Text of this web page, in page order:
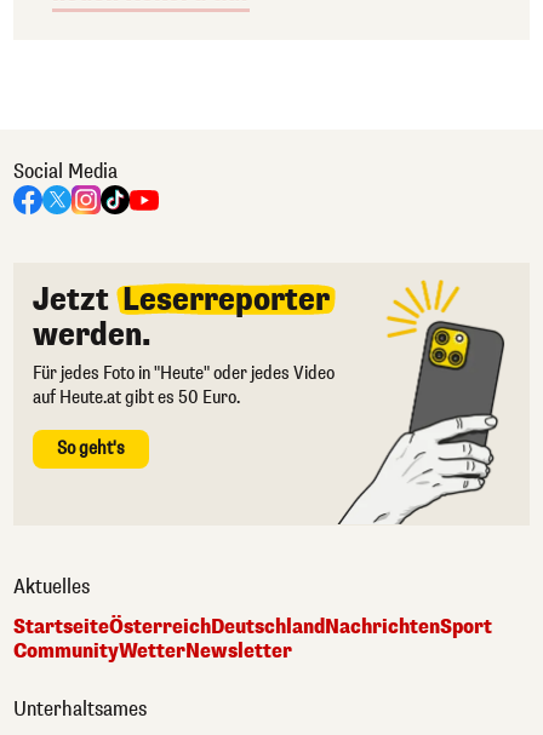
Social Media
Jetzt Leserreporter
werden.
Für jedes Foto in "Heute" oder jedes Video
auf Heute.at gibt es 50 Euro.
So geht's
Aktuelles
StartseiteÖsterreichDeutschlandNachrichtenSport
CommunityWetterNewsletter
Unterhaltsames